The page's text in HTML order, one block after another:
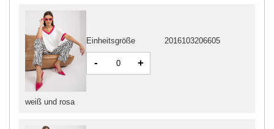
weiß und rosa
Einheitsgröße 2016103206605
- +